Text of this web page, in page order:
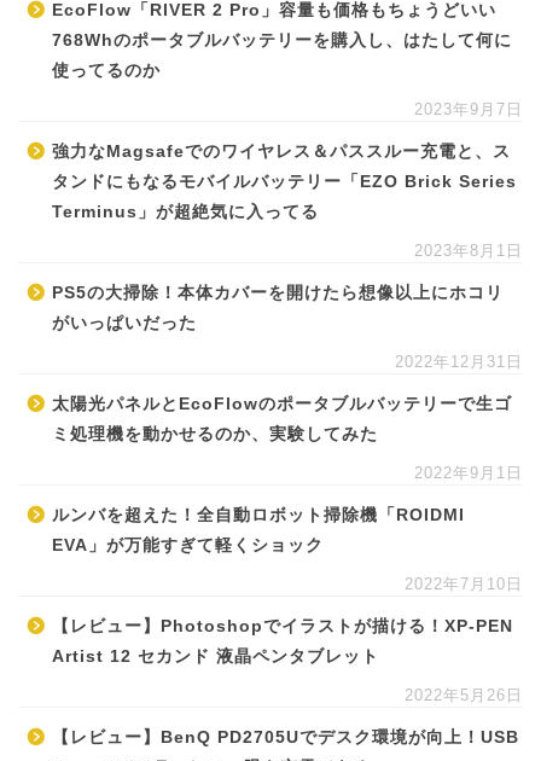
EcoFlow「RIVER 2 Pro」容量も価格もちょうどいい
768Whのポータブルバッテリーを購入し、はたして何に
使ってるのか
2023年9月7日
強力なMagsafeでのワイヤレス＆パススルー充電と、ス
タンドにもなるモバイルバッテリー「EZO Brick Series
Terminus」が超絶気に入ってる
2023年8月1日
PS5の大掃除！本体カバーを開けたら想像以上にホコリ
がいっぱいだった
2022年12月31日
太陽光パネルとEcoFlowのポータブルバッテリーで生ゴ
ミ処理機を動かせるのか、実験してみた
2022年9月1日
ルンバを超えた！全自動ロボット掃除機「ROIDMI
EVA」が万能すぎて軽くショック
2022年7月10日
【レビュー】Photoshopでイラストが描ける！XP-PEN
Artist 12 セカンド 液晶ペンタブレット
2022年5月26日
【レビュー】BenQ PD2705Uでデスク環境が向上！USB